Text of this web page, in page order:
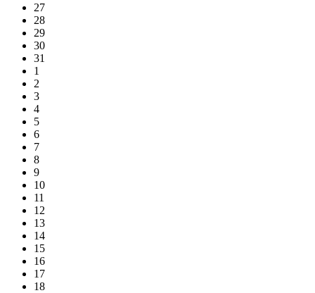
27
28
29
30
31
1
2
3
4
5
6
7
8
9
10
11
12
13
14
15
16
17
18